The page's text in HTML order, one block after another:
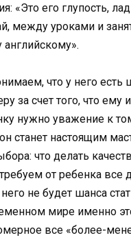
«Это его глупость,
между уроками и
что у него есть
за счет того, что ему
нужно уважение к
станет настоящим
что делать
от ребенка все
не будет шанса
мире именно
все «более-